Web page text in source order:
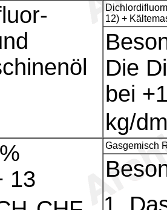
12) +
Die
bei
kg/
13
Gasgemisch